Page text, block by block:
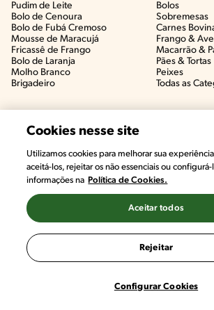
Pudim de Leite
Bolo de Cenoura
Bolo de Fubá Cremoso
Mousse de Maracujá
Fricassê de Frango
Bolo de Laranja
Molho Branco
Brigadeiro
Bolos
Sobremesas
Carnes
Frango &
Macarrão &
Pães & Tortas​
Peixes
Todas as
Cookies nesse site
Utilizamos cookies para melhorar sua
aceitá-los, rejeitar os não essenciais ou configurá-
informações na Política de Cookies.
Configurar Cookies
Rejeitar
Aceitar todos